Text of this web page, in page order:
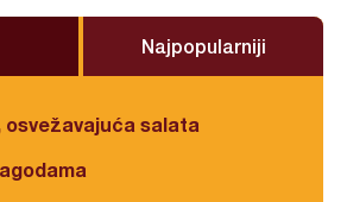
Najpopularniji
osvežavajuća salata